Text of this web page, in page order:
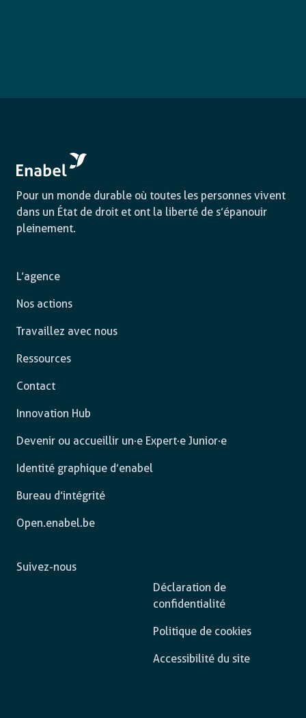
Pour un monde durable où toutes les personnes vivent
dans un État de droit et ont la liberté de s’épanouir
pleinement.
L’agence
Nos actions
Travaillez avec nous
Ressources
Contact
Innovation Hub
Devenir ou accueillir un·e Expert·e Junior·e
Identité graphique d’enabel
Bureau d’intégrité
Open.enabel.be
Déclaration de
confidentialité
Politique de cookies
Accessibilité du site
Suivez-nous